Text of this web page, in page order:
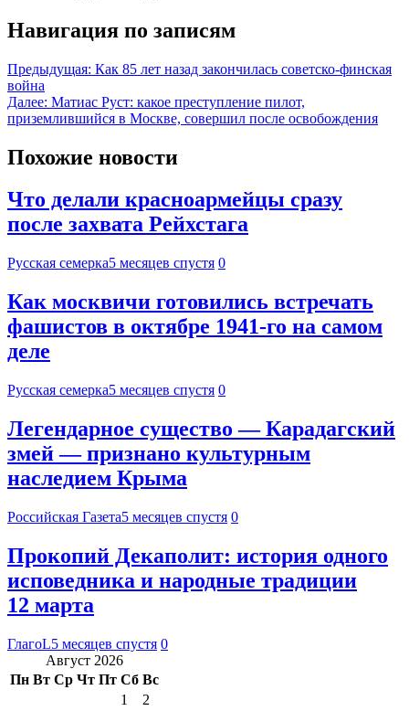
Навигация по записям
Предыдущая: Как 85 лет назад закончилась советско-финская
война
Далее: Матиас Руст: какое преступление пилот,
приземлившийся в Москве, совершил после освобождения
Похожие новости
Что делали красноармейцы сразу
после захвата Рейхстага
Русская семерка5 месяцев спустя 0
Как москвичи готовились встречать
фашистов в октябре 1941-го на самом
деле
Русская семерка5 месяцев спустя 0
Легендарное существо — Карадагский
змей — признано культурным
наследием Крыма
Российская Газета5 месяцев спустя 0
Прокопий Декаполит: история одного
исповедника и народные традиции
12 марта
ГлагоL5 месяцев спустя 0
Август 2026
Пн Вт Ср Чт Пт Сб Вс
1
2